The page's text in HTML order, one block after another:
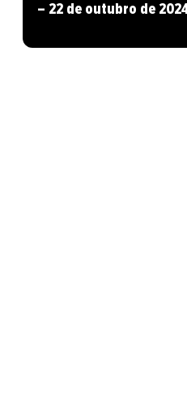
– 22 de outubro de